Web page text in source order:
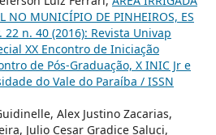
NO MUNICÍPIO DE PINHEIROS, ES
22 n. 40 (2016): Revista Univap
XX Encontro de Iniciação
de Pós-Graduação, X INIC Jr e
do Vale do Paraíba / ISSN
Alex Justino Zacarias,
Julio Cesar Gradice Saluci,